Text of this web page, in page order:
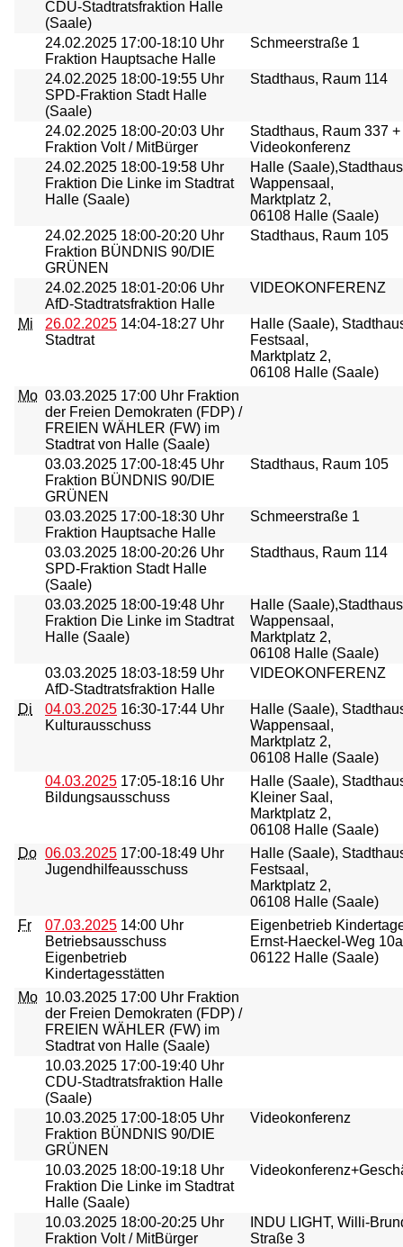
CDU-Stadtratsfraktion Halle
(Saale)
24.02.2025 17:00-18:10 Uhr
Fraktion Hauptsache Halle
Schmeerstraße 1
24.02.2025 18:00-19:55 Uhr
SPD-Fraktion Stadt Halle
(Saale)
Stadthaus, Raum 114
24.02.2025 18:00-20:03 Uhr
Fraktion Volt / MitBürger
Stadthaus, Raum 337 +
Videokonferenz
24.02.2025 18:00-19:58 Uhr
Fraktion Die Linke im Stadtrat
Halle (Saale)
Halle
Wappensaal,
Marktplatz 2,
06108 Halle (Saale)
24.02.2025 18:00-20:20 Uhr
Fraktion BÜNDNIS 90/DIE
GRÜNEN
Stadthaus, Raum 105
24.02.2025 18:01-20:06 Uhr
AfD-Stadtratsfraktion Halle
VIDEOKONFERENZ
Mi 26.02.2025 14:04-18:27 Uhr
Stadtrat
Halle (Saale),
Festsaal,
Marktplatz 2,
06108 Halle (Saale)
Mo 03.03.2025 17:00 Uhr Fraktion
der Freien Demokraten (FDP) /
FREIEN WÄHLER (FW) im
Stadtrat von Halle (Saale)
03.03.2025 17:00-18:45 Uhr
Fraktion BÜNDNIS 90/DIE
GRÜNEN
Stadthaus, Raum 105
03.03.2025 17:00-18:30 Uhr
Fraktion Hauptsache Halle
Schmeerstraße 1
03.03.2025 18:00-20:26 Uhr
SPD-Fraktion Stadt Halle
(Saale)
Stadthaus, Raum 114
03.03.2025 18:00-19:48 Uhr
Fraktion Die Linke im Stadtrat
Halle (Saale)
Halle
Wappensaal,
Marktplatz 2,
06108 Halle (Saale)
03.03.2025 18:03-18:59 Uhr
AfD-Stadtratsfraktion Halle
VIDEOKONFERENZ
Di 04.03.2025 16:30-17:44 Uhr
Kulturausschuss
Halle (Saale),
Wappensaal,
Marktplatz 2,
06108 Halle (Saale)
04.03.2025 17:05-18:16 Uhr
Bildungsausschuss
Halle (Saale),
Kleiner Saal,
Marktplatz 2,
06108 Halle (Saale)
Do 06.03.2025 17:00-18:49 Uhr
Jugendhilfeausschuss
Halle (Saale),
Festsaal,
Marktplatz 2,
06108 Halle (Saale)
Fr
07.03.2025 14:00 Uhr
Betriebsausschuss
Eigenbetrieb
Kindertagesstätten
Eigenbetrieb
Ernst-Haeckel-Weg 10a
06122 Halle (Saale)
Mo 10.03.2025 17:00 Uhr Fraktion
der Freien Demokraten (FDP) /
FREIEN WÄHLER (FW) im
Stadtrat von Halle (Saale)
10.03.2025 17:00-19:40 Uhr
CDU-Stadtratsfraktion Halle
(Saale)
10.03.2025 17:00-18:05 Uhr
Fraktion BÜNDNIS 90/DIE
GRÜNEN
Videokonferenz
10.03.2025 18:00-19:18 Uhr
Fraktion Die Linke im Stadtrat
Halle (Saale)
10.03.2025 18:00-20:25 Uhr
Fraktion Volt / MitBürger
INDU LIGHT, Willi-
Straße 3